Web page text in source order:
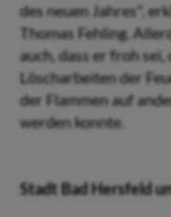
des neuen Jahres",
Thomas Fehling.
auch, dass er froh
Löscharbeiten der
der Flammen auf
werden konnte.
Stadt Bad Hersfeld